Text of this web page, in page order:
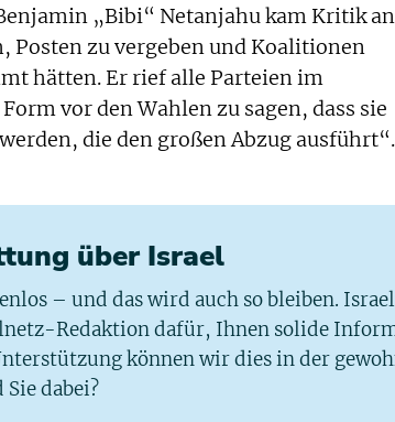
„Bibi“ Netanjahu kam Kritik an
Posten zu vergeben und Koalitionen
hätten. Er rief alle Parteien im
vor den Wahlen zu sagen, dass sie
die den großen Abzug ausführt“.
über Israel
– und das wird auch so bleiben.
Redaktion dafür, Ihnen solide
können wir dies in der
dabei?